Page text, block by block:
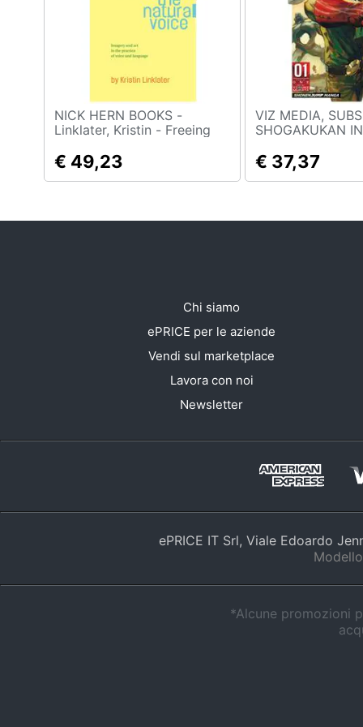
Libri, cd e dvd
Promozioni
NICK HERN BOOKS -
Linklater, Kristin - Freeing
Edizione: Regno Unito]
€ 49,23
VIZ MEDIA,
SHOGAKUKAN INC -
Edizione: Regno
€ 37,37
Chi siamo
ePRICE per le aziende
Vendi sul marketplace
Lavora con noi
Newsletter
ePRICE IT Srl, Viale Edoardo
*Alcune promozioni